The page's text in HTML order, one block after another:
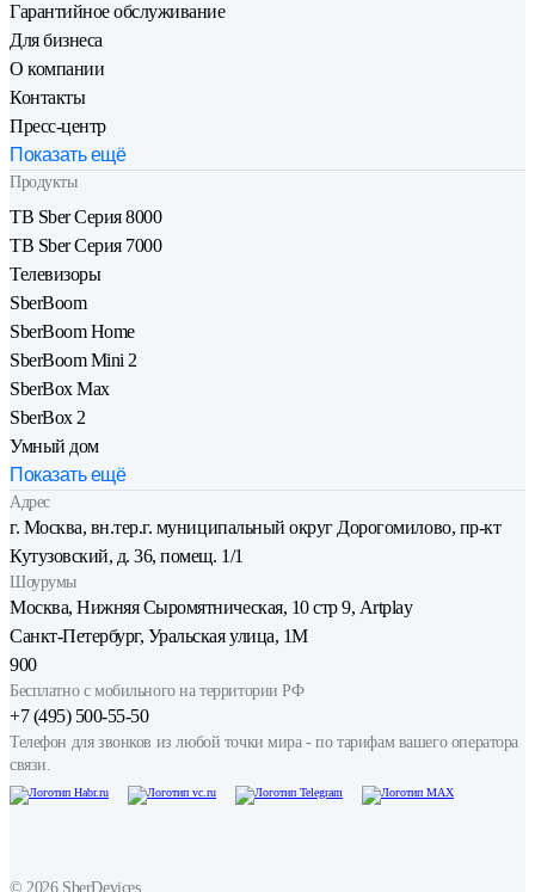
Гарантийное обслуживание
Для бизнеса
О компании
Контакты
Пресс-центр
Показать ещё
Продукты
ТВ Sber Серия 8000
ТВ Sber Серия 7000
Телевизоры
SberBoom
SberBoom Home
SberBoom Mini 2
SberBox Max
SberBox 2
Умный дом
Показать ещё
Адрес
г. Москва, вн.тер.г. муниципальный округ Дорогомилово, пр-кт
Кутузовский, д. 36, помещ. 1/1
Шоурумы
Москва, Нижняя Сыро­мятническая, 10 стр 9, Artplay
Санкт-Петербург, Уральская улица, 1М
Бесплатно с мобильного на территории РФ
900
Телефон для звонков из любой точки мира - по тарифам вашего оператора
связи.
+7 (495) 500-55-50
© 2026SberDevices